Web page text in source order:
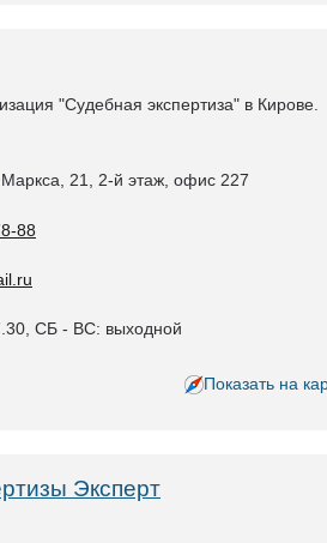
"Судебная экспертиза" в Кирове.
21, 2-й этаж, офис 227
88
СБ - ВС: выходной
Показать на
Эксперт